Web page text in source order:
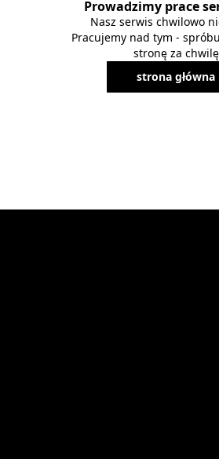
Prowadzimy prace
Nasz serwis chwilowo
Pracujemy nad tym -
stronę za chwilę
strona główna